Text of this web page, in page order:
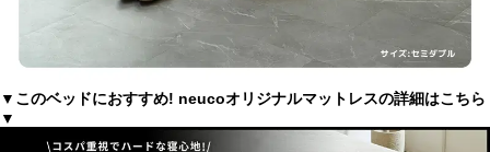
▼このベッドにおすすめ! neucoオリジナルマットレスの詳細はこちら
▼